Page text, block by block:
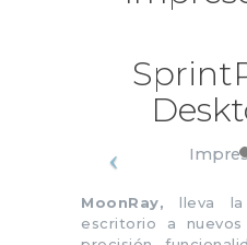
MoonRay, lleva la
escritorio a